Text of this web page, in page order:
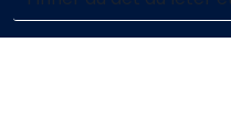
Skip to main content
Enkelt kjøp,